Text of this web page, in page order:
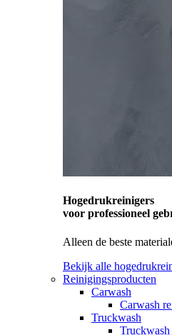
Hogedrukreinigers
voor professioneel
Alleen de beste
Bekijk alle
Reinigingsproducten
Carwash
Carwash
Truckwash